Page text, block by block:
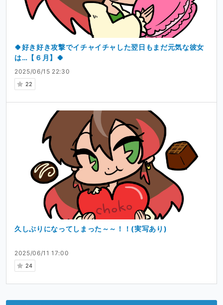
2025/06/15 22:30
22
🍀好き好き攻撃でイチャイチャした翌日もまだ元気な彼女
は…【６月】🍀
2025/06/11 17:00
24
久しぶりになってしまった～～！！(実写あり)